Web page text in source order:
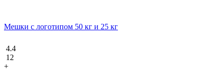
Мешки с логотипом 50 кг и 25 кг
4.4
12
+